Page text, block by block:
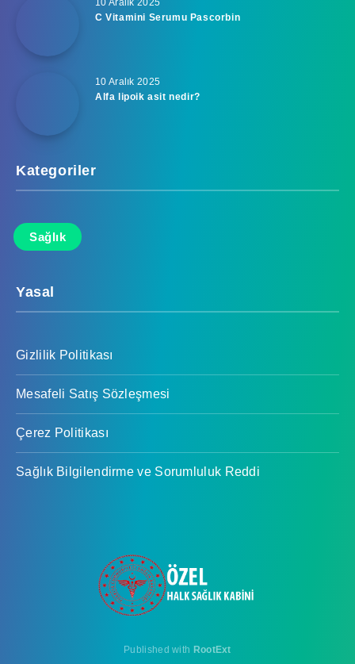
C Vitamini Serumu Pascorbin
10 Aralık 2025
Alfa lipoik asit nedir?
Kategoriler
Sağlık
Yasal
Gizlilik Politikası
Mesafeli Satış Sözleşmesi
Çerez Politikası
Sağlık Bilgilendirme ve Sorumluluk Reddi
Published with RootExt